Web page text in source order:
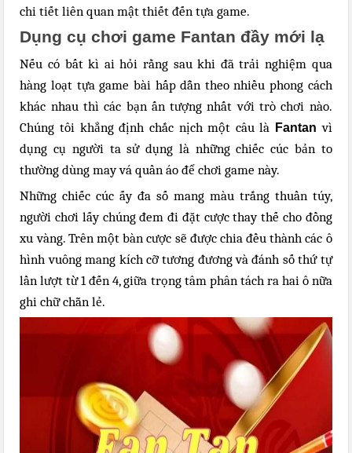
chi tiết liên quan mật thiết đến tựa game.
Dụng cụ chơi game Fantan đầy mới lạ
Nếu có bất kì ai hỏi rằng sau khi đã trải nghiệm qua
hàng loạt tựa game bài hấp dẫn theo nhiều phong cách
khác nhau thì các bạn ấn tượng nhất với trò chơi nào.
Chúng tôi khẳng định chắc nịch một câu là Fantan vì
dụng cụ người ta sử dụng là những chiếc cúc bản to
thường dùng may vá quần áo để chơi game này.
Những chiếc cúc ấy đa số mang màu trắng thuần túy,
người chơi lấy chúng đem đi đặt cược thay thế cho đồng
xu vàng. Trên một bàn cược sẽ được chia đều thành các ô
hình vuông mang kích cỡ tương đương và đánh số thứ tự
lần lượt từ 1 đến 4, giữa trọng tâm phân tách ra hai ô nữa
ghi chữ chẵn lẻ.